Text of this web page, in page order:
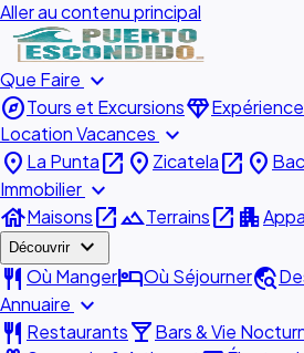
Aller au contenu principal
Que Faire expand_more
exploreTours et Excursionsdiamond
Location Vacances expand_more
place La Puntaopen_in_new place Zicatelaopen_in_new place
Immobilier expand_more
houseMaisonsopen_in_newlandscapeTerrainsopen_in_new apartment
Découvrir expand_more
restaurant Où MangerhotelOù Séjournertravel_explore
Annuaire expand_more
restaurant Restaurantslocal_barBars & Vie